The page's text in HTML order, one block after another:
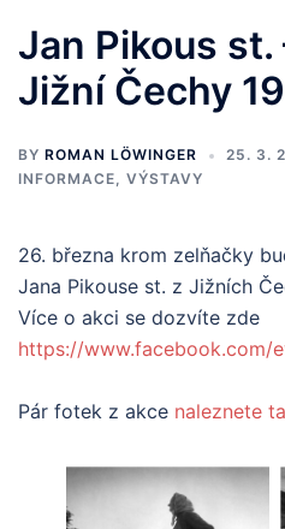
Jan Pikous
Jižní Čechy
BY ROMAN LÖWINGER
25. 3.
INFORMACE, VÝSTAVY
26. března krom zelňačky
Jana Pikouse st. z Jižních
Více o akci se dozvíte zde
https://www.facebook.com/
Pár fotek z akce naleznete